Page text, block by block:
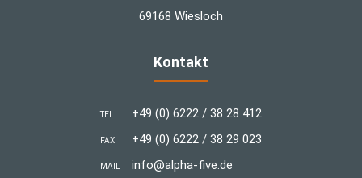
69168 Wiesloch
Kontakt
TEL +49 (0) 6222 / 38 28 412
FAX +49 (0) 6222 / 38 29 023
MAIL info@alpha-five.de